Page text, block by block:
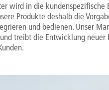
wird in die kundenspezifische
Produkte deshalb die
und bedienen. Unser
treibt die Entwicklung neuer